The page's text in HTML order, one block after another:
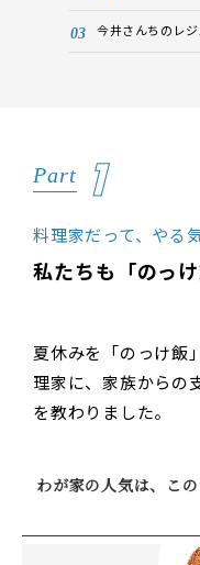
今井さんちのレ
Part 1
料理家だって、やる
私たちも「のっ
夏休みを「のっけ飯
理家に、家族からの
を教わりました。
わが家の人気は、こ